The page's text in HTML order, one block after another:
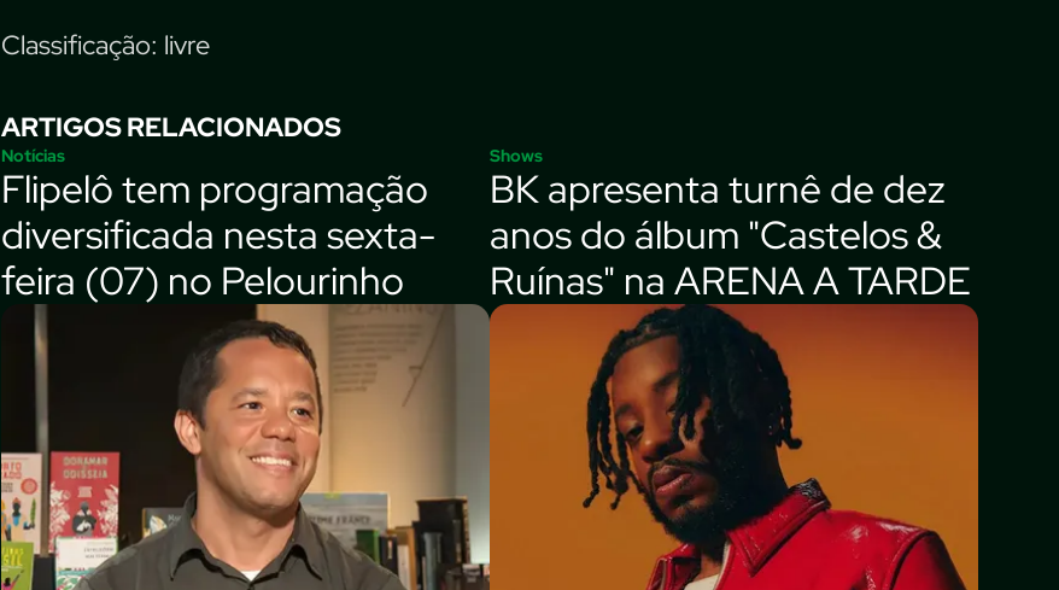
Classificação: livre
ARTIGOS RELACIONADOS
Notícias
Flipelô tem programação
diversificada nesta sexta-
feira (07) no Pelourinho
Shows
BK apresenta turnê de dez
anos do álbum "Castelos &
Ruínas" na ARENA A TARDE